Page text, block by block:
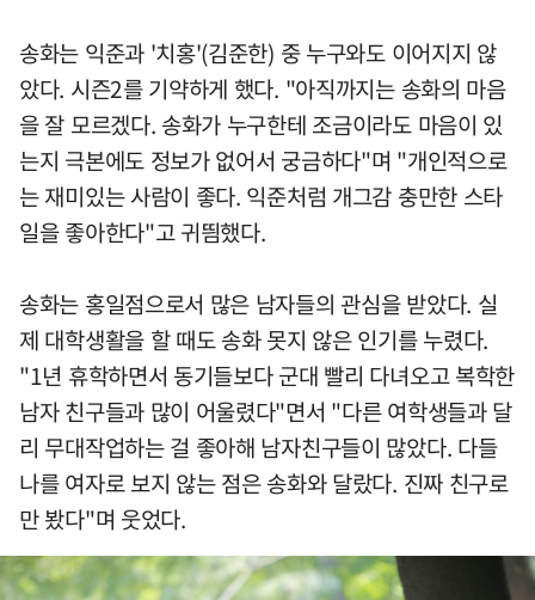
송화는 익준과 '치홍'(김준한) 중 누구와도 이어지지 않
았다. 시즌2를 기약하게 했다. "아직까지는 송화의 마음
을 잘 모르겠다. 송화가 누구한테 조금이라도 마음이 있
는지 극본에도 정보가 없어서 궁금하다"며 "개인적으로
는 재미있는 사람이 좋다. 익준처럼 개그감 충만한 스타
일을 좋아한다"고 귀띔했다.
송화는 홍일점으로서 많은 남자들의 관심을 받았다. 실
제 대학생활을 할 때도 송화 못지 않은 인기를 누렸다.
"1년 휴학하면서 동기들보다 군대 빨리 다녀오고 복학한
남자 친구들과 많이 어울렸다"면서 "다른 여학생들과 달
리 무대작업하는 걸 좋아해 남자친구들이 많았다. 다들
나를 여자로 보지 않는 점은 송화와 달랐다. 진짜 친구로
만 봤다"며 웃었다.